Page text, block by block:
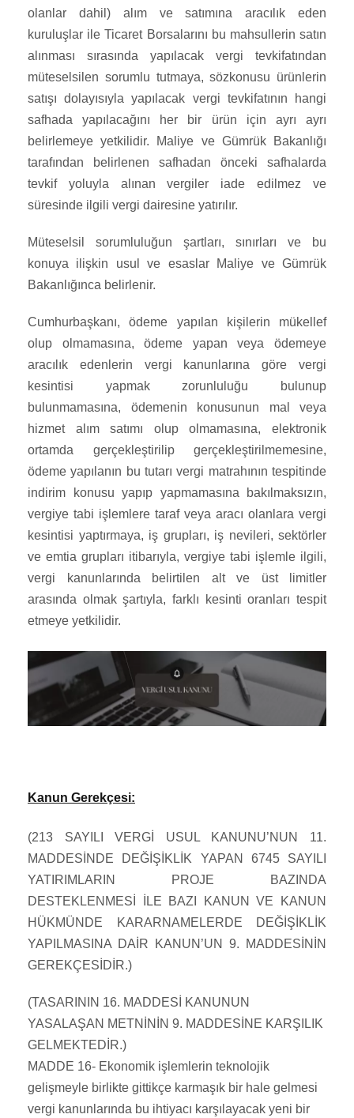
olanlar dahil) alım ve satımına aracılık eden
kuruluşlar ile Ticaret Borsalarını bu mahsullerin satın
alınması sırasında yapılacak vergi tevkifatından
müteselsilen sorumlu tutmaya, sözkonusu ürünlerin
satışı dolayısıyla yapılacak vergi tevkifatının hangi
safhada yapılacağını her bir ürün için ayrı ayrı
belirlemeye yetkilidir. Maliye ve Gümrük Bakanlığı
tarafından belirlenen safhadan önceki safhalarda
tevkif yoluyla alınan vergiler iade edilmez ve
süresinde ilgili vergi dairesine yatırılır.
Müteselsil sorumluluğun şartları, sınırları ve bu
konuya ilişkin usul ve esaslar Maliye ve Gümrük
Bakanlığınca belirlenir.
Cumhurbaşkanı, ödeme yapılan kişilerin mükellef
olup olmamasına, ödeme yapan veya ödemeye
aracılık edenlerin vergi kanunlarına göre vergi
kesintisi yapmak zorunluluğu bulunup
bulunmamasına, ödemenin konusunun mal veya
hizmet alım satımı olup olmamasına, elektronik
ortamda gerçekleştirilip gerçekleştirilmemesine,
ödeme yapılanın bu tutarı vergi matrahının tespitinde
indirim konusu yapıp yapmamasına bakılmaksızın,
vergiye tabi işlemlere taraf veya aracı olanlara vergi
kesintisi yaptırmaya, iş grupları, iş nevileri, sektörler
ve emtia grupları itibarıyla, vergiye tabi işlemle ilgili,
vergi kanunlarında belirtilen alt ve üst limitler
arasında olmak şartıyla, farklı kesinti oranları tespit
etmeye yetkilidir.
Kanun Gerekçesi:
(213 SAYILI VERGİ USUL KANUNU’NUN 11.
MADDESİNDE DEĞİŞİKLİK YAPAN 6745 SAYILI
YATIRIMLARIN PROJE BAZINDA
DESTEKLENMESİ İLE BAZI KANUN VE KANUN
HÜKMÜNDE KARARNAMELERDE DEĞİŞİKLİK
YAPILMASINA DAİR KANUN’UN 9. MADDESİNİN
GEREKÇESİDİR.)
(TASARININ 16. MADDESİ KANUNUN
YASALAŞAN METNİNİN 9. MADDESİNE KARŞILIK
GELMEKTEDİR.)
MADDE 16- Ekonomik işlemlerin teknolojik
gelişmeyle birlikte gittikçe karmaşık bir hale gelmesi
vergi kanunlarında bu ihtiyacı karşılayacak yeni bir